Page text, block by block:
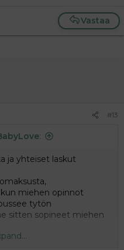
Vastaa
#13
:
ja yhteiset laskut
miehen opinnot
tytön
sitten sopineet miehen